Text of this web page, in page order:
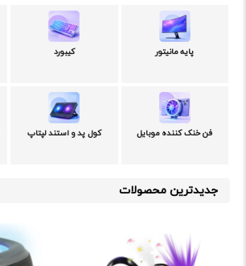
کیبورد پایه مانیتور
کول پد و استند لپتاپ فن خنک کننده موبایل
جدیدترین محصولات